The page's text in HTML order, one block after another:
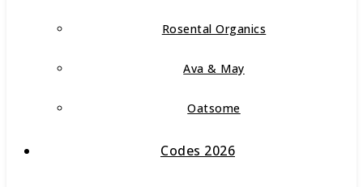
Rosental Organics
Ava & May
Oatsome
Codes 2026